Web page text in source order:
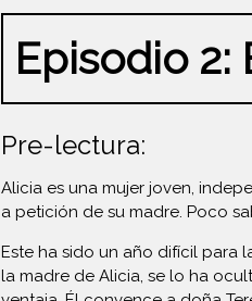
Episodio
Pre-lectura:
Alicia es una mujer joven,
a petición de su madre. Poco
Este ha sido un año difícil para
la madre de Alicia, se lo ha